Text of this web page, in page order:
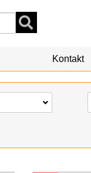
Kontakt